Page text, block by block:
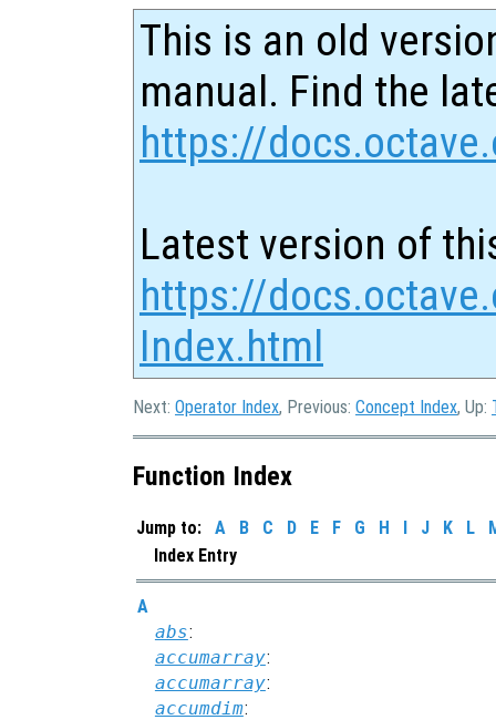
This is an old
manual. Find the
https://
Latest version of
https://
Index.html
Next: Operator Index, Previous: Concept Index, Up:
Function Index
Jump to: A B C D E F G H I J K L
Index Entry
A
abs:
accumarray:
accumarray:
accumdim: